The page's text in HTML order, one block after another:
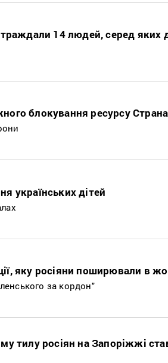
14 людей, серед яких
блокування ресурсу
українських дітей
яку росіяни поширювали в
за кордон"
тилу росіян на Запоріжжі